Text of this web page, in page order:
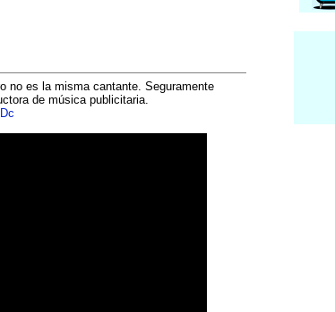
no es la misma cantante. Seguramente
de música publicitaria.